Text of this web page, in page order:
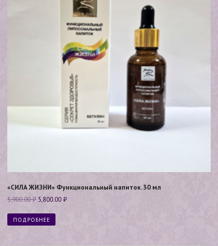
«СИЛА ЖИЗНИ» Функциональный напиток. 30 мл
5,900.00₽ 5,800.00 ₽
ПОДРОБНЕЕ